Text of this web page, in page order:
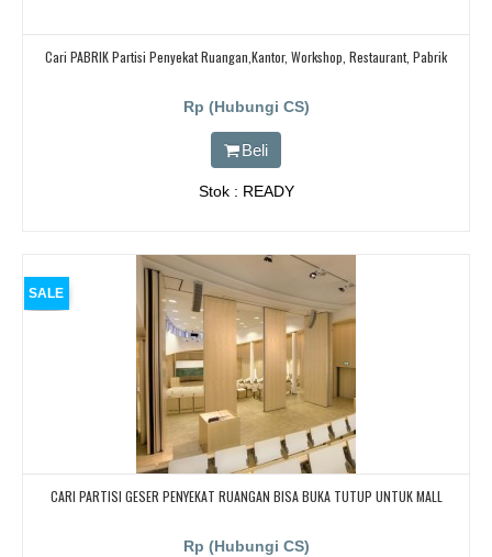
Cari PABRIK Partisi Penyekat Ruangan,kantor, Workshop, Restaurant, Pabrik
Rp (Hubungi CS)
Beli
Stok : READY
SALE
CARI PARTISI GESER PENYEKAT RUANGAN BISA BUKA TUTUP UNTUK MALL
Rp (Hubungi CS)